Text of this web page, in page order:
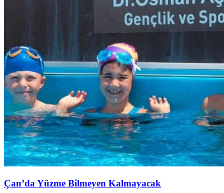
Çan’da Yüzme Bilmeyen Kalmayacak